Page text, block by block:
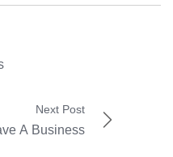
Next Post
A Business